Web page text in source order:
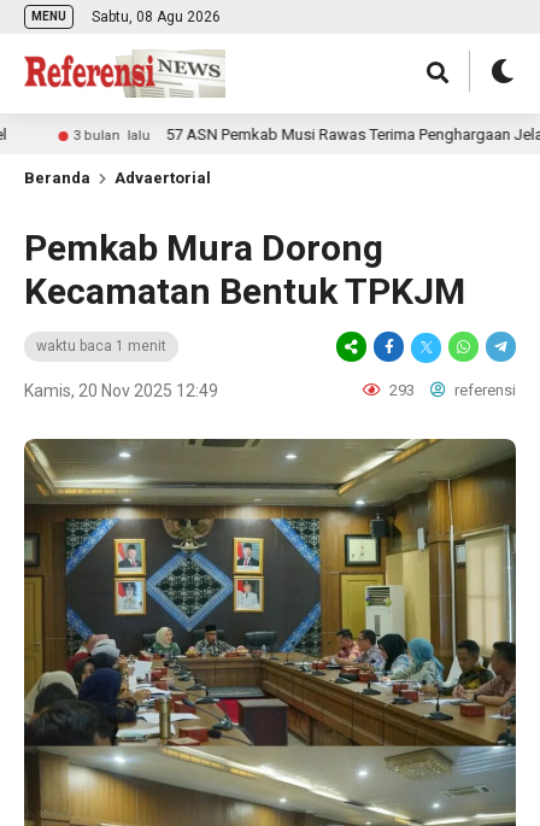
MENU Sabtu, 08 Agu 2026
3 bulan lalu 57 ASN Pemkab Musi Rawas Terima Penghargaan Jelang
Beranda Advaertorial
Pemkab Mura Dorong
Kecamatan Bentuk TPKJM
waktu baca 1 menit
Kamis, 20 Nov 2025 12:49 293 referensi